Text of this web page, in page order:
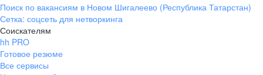
Поиск по вакансиям в Новом Шигалеево (Республика Татарстан)
Сетка: соцсеть для нетворкинга
Соискателям
hh PRO
Готовое резюме
Все сервисы